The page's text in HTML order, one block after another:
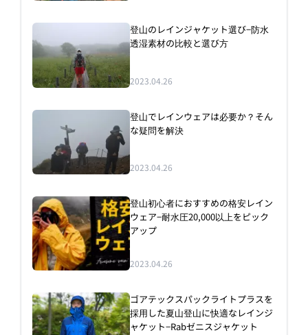
登山のレインジャケット選び−防水
透湿素材の比較と選び方
2023.04.26
登山でレインウェアは必要か？そん
な疑問を解決
2023.04.26
登山初心者におすすめの格安レイン
ウェア−耐水圧20,000以上をピック
アップ
2023.04.26
ゴアテックスパックライトプラスを
採用した夏山登山に快適なレインジ
ャケット−Rabゼニスジャケット